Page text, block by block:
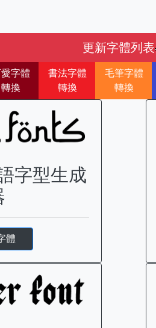
更新字體列表
字體
轉換
書法字體
轉換
毛筆字體
轉換
字型生成
體